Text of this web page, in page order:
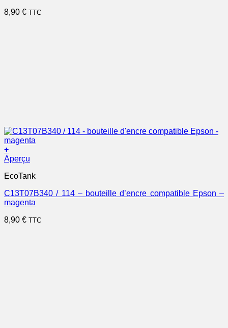
8,90 € TTC
+
Aperçu
EcoTank
C13T07B340 / 114 – bouteille d’encre compatible Epson –
magenta
8,90 € TTC